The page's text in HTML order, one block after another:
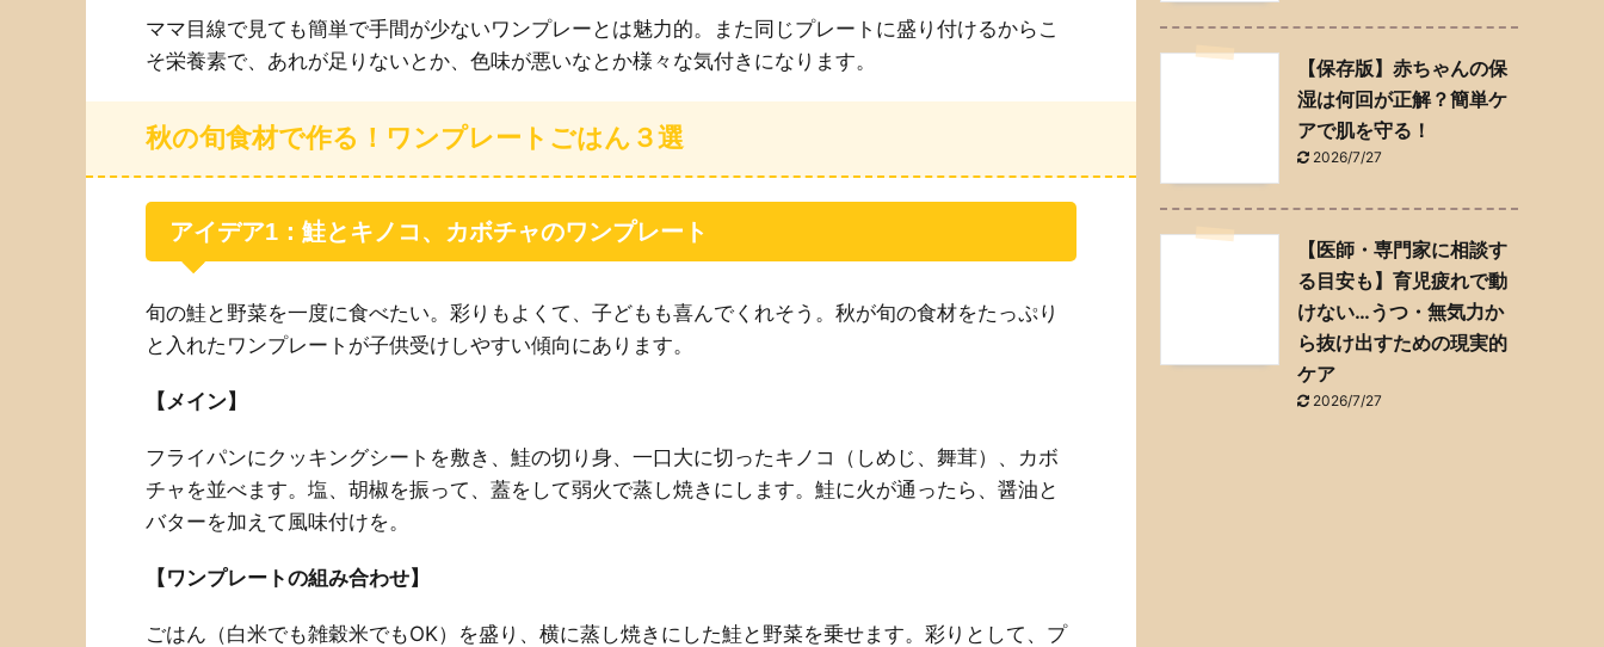
ママ目線で見ても簡単で手間が少ないワンプレーとは魅力的。また同じプレートに盛り付けるからこ
そ栄養素で、あれが足りないとか、色味が悪いなとか様々な気付きになります。
秋の旬食材で作る！ワンプレートごはん３選
アイデア1：鮭とキノコ、カボチャのワンプレート
旬の鮭と野菜を一度に食べたい。彩りもよくて、子どもも喜んでくれそう。秋が旬の食材をたっぷり
と入れたワンプレートが子供受けしやすい傾向にあります。
【メイン】
フライパンにクッキングシートを敷き、鮭の切り身、一口大に切ったキノコ（しめじ、舞茸）、カボ
チャを並べます。塩、胡椒を振って、蓋をして弱火で蒸し焼きにします。鮭に火が通ったら、醤油と
バターを加えて風味付けを。
【ワンプレートの組み合わせ】
ごはん（白米でも雑穀米でもOK）を盛り、横に蒸し焼きにした鮭と野菜を乗せます。彩りとして、プ
【保存版】赤ちゃんの保
湿は何回が正解？簡単ケ
アで肌を守る！
2026/7/27
【医師・専門家に相談す
る目安も】育児疲れで動
けない…うつ・無気力か
ら抜け出すための現実的
ケア
2026/7/27